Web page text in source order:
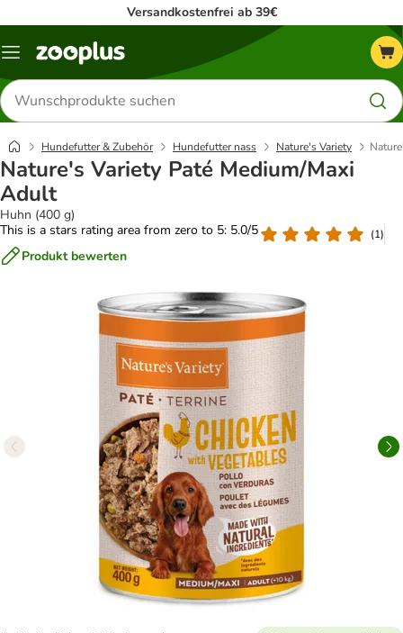
Versandkostenfrei ab 39€
Menü
Produkte
suchen
Hundefutter & Zubehör Hundefutter nass Nature's Variety
Nature's Variety Paté Medium/Maxi
Adult
Huhn (400 g)
This is a stars rating area from zero to 5: 5.0/5
(1)
Produkt bewerten